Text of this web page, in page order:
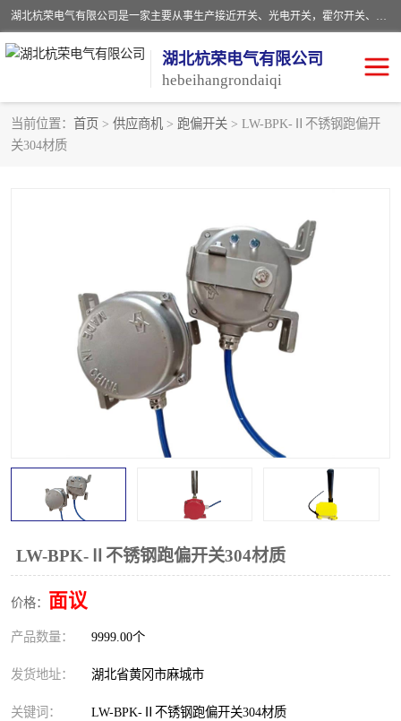
湖北杭荣电气有限公司是一家主要从事生产接近开关、光电开关，霍尔开关、两级跑偏开关、双向拉绳开关、速度监测器、皮带打滑开关、阻旋式料位开关、皮带纵向撕裂开关、溜槽堵塞开关、声光报警器、矿用磁性井筒开关等，主营行业：电气设备、仪器仪表制造, 高低压电器，成套电气设备，矿用防爆机电设备，皮带机综合保护系统，防爆电器，传感器，工矿配件，电器配件，自动化工业机器人的研发，制造，加工销售。
湖北杭荣电气有限公司
hebeihangrondaiqi
当前位置： 首页 > 供应商机 > 跑偏开关 > LW-BPK-Ⅱ不锈钢跑偏开
关304材质
LW-BPK-Ⅱ不锈钢跑偏开关304材质
价格： 面议
产品数量： 9999.00个
发货地址： 湖北省黄冈市麻城市
关键词： LW-BPK-Ⅱ不锈钢跑偏开关304材质
阻旋料位开关
声光报警器
滑线指示灯
接近开关 光电开关
磁性开关 拉绳开关
打滑开关
倾斜开关
溜槽堵塞检测开关 料流检测器
限位开关 速度检测器
速度传感器
微电脑超速开关